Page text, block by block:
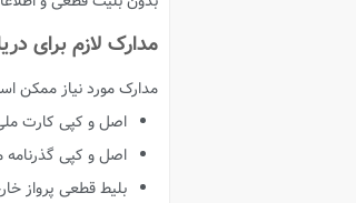
مدارک لازم برای
مدارک مورد نیاز ممکن
اصل و کپی کارت
اصل و کپی گذرنامه
بلیط قطعی پرواز